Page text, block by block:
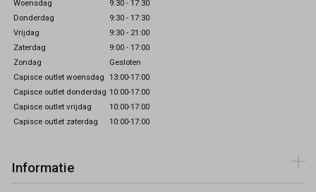
Woensdag
9:30 - 17:30
Donderdag
9:30 - 17:30
Vrijdag
9:30 - 21:00
Zaterdag
9:00 - 17:00
Zondag
Gesloten
Capisce outlet woensdag 13:00-17:00
Capisce outlet donderdag 10:00-17:00
Capisce outlet vrijdag
10:00-17:00
Capisce outlet zaterdag
10:00-17:00
Informatie